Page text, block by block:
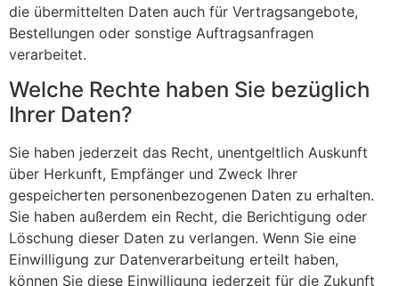
die übermittelten Daten auch für Vertragsangebote,
Bestellungen oder sonstige Auftragsanfragen
verarbeitet.
Welche Rechte haben Sie bezüglich
Ihrer Daten?
Sie haben jederzeit das Recht, unentgeltlich Auskunft
über Herkunft, Empfänger und Zweck Ihrer
gespeicherten personenbezogenen Daten zu erhalten.
Sie haben außerdem ein Recht, die Berichtigung oder
Löschung dieser Daten zu verlangen. Wenn Sie eine
Einwilligung zur Datenverarbeitung erteilt haben,
können Sie diese Einwilligung jederzeit für die Zukunft